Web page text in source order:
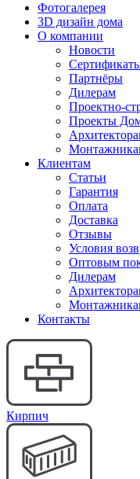
Фотогалерея
3D дизайн дома
О компании
Новости
Партнёры
Дилерам
Проектно-
Проекты
Клиентам
Статьи
Гарантия
Оплата
Доставка
Отзывы
Условия
Оптовым
Дилерам
Контакты
Кирпич